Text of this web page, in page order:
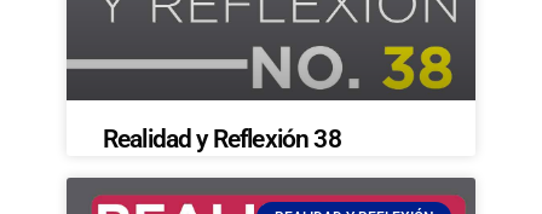
Realidad y Reflexión 38